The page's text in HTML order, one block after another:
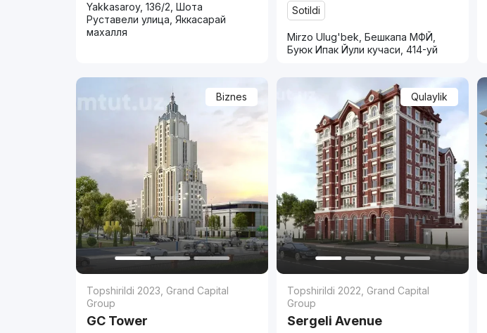
Yakkasaroy, 136/2, Шота
Руставели улица, Яккасарай
махалля
Sotildi
Mirzo Ulug'bek, Бешкапа МФЙ,
Буюк Ипак Йули кучаси, 414-уй
Biznes
Topshirildi 2023 Grand Capital
Group
GC Tower
Qulaylik
Topshirildi 2022 Grand Capital
Group
Sergeli Avenue